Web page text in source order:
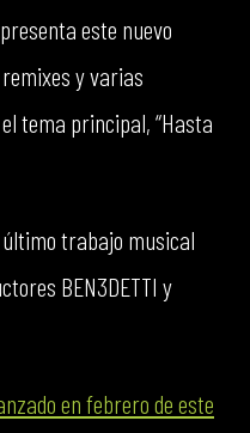
este nuevo
y varias
tema principal, “Hasta
trabajo musical
BEN3DETTI y
en febrero de este